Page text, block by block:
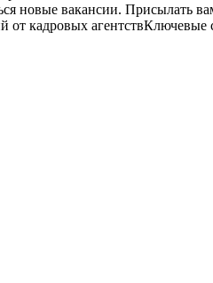
новые вакансии. Присылать
от кадровых агентствКлючевые